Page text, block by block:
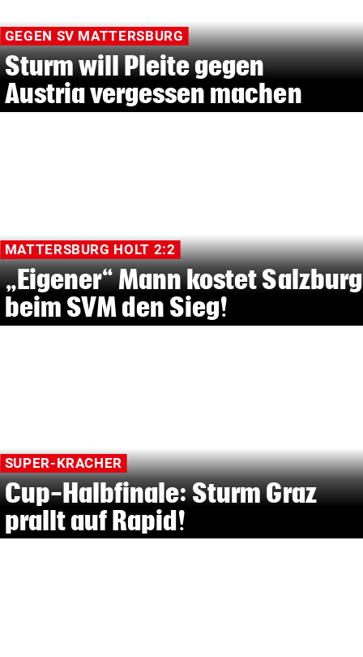
GEGEN SV MATTERSBURG
Sturm will Pleite gegen
Austria vergessen machen
MATTERSBURG HOLT 2:2
„Eigener“ Mann kostet Salzburg
beim SVM den Sieg!
SUPER-KRACHER
Cup-Halbfinale: Sturm Graz
prallt auf Rapid!